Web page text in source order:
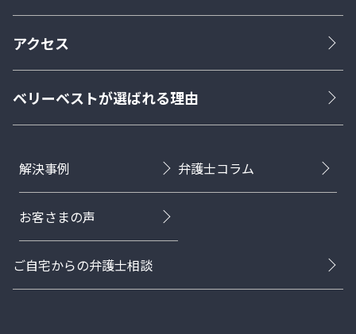
アクセス
ベリーベストが選ばれる理由
解決事例 弁護士コラム
お客さまの声
ご自宅からの弁護士相談